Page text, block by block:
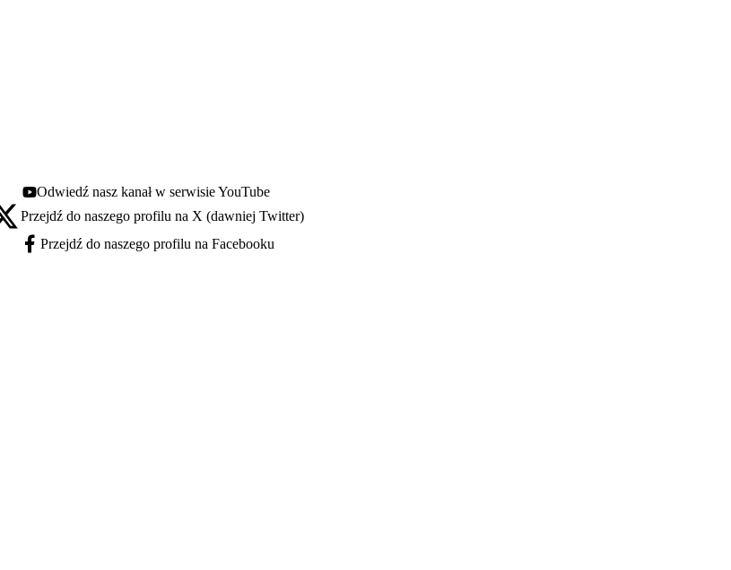
Youtube - otwiera się w nowej karcie
Odwiedź nasz kanał w serwisie YouTube
otwiera się w nowej karcie
Przejdź do naszego profilu na X (dawniej Twitter)
Facebook - otwiera się w nowej karcie
Przejdź do naszego profilu na Facebooku